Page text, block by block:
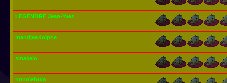
LEGENDRE Jean-Yves
mandjeadolphe
smakelo
nonolebulo